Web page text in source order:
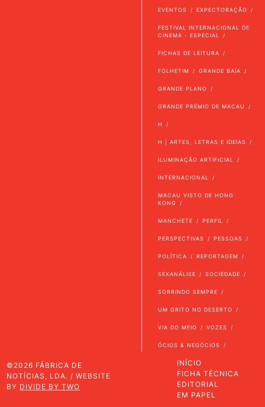
EVENTOS EXPECTORAÇÃO
FESTIVAL INTERNACIONAL DE
CINEMA - ESPECIAL
FICHAS DE LEITURA
FOLHETIM GRANDE BAÍA
GRANDE PLANO
GRANDE PRÉMIO DE MACAU
H
H | ARTES, LETRAS E IDEIAS
ILUMINAÇÃO ARTIFICIAL
INTERNACIONAL
MACAU VISTO DE HONG
KONG
MANCHETE PERFIL
PERSPECTIVAS PESSOAS
POLÍTICA REPORTAGEM
SEXANÁLISE SOCIEDADE
SORRINDO SEMPRE
UM GRITO NO DESERTO
VIA DO MEIO VOZES
ÓCIOS & NEGÓCIOS
©2026 FÁBRICA DE
NOTÍCIAS, LDA. / WEBSITE
BY DIVIDE BY TWO
INÍCIO
FICHA TÉCNICA
EDITORIAL
EM PAPEL